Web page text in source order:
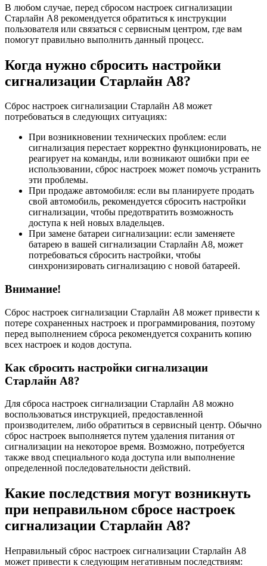
В любом случае, перед сбросом настроек сигнализации
Старлайн А8 рекомендуется обратиться к инструкции
пользователя или связаться с сервисным центром, где вам
помогут правильно выполнить данный процесс.
Когда нужно сбросить настройки
сигнализации Старлайн А8?
Сброс настроек сигнализации Старлайн А8 может
потребоваться в следующих ситуациях:
При возникновении технических проблем: если
сигнализация перестает корректно функционировать, не
реагирует на команды, или возникают ошибки при ее
использовании, сброс настроек может помочь устранить
эти проблемы.
При продаже автомобиля: если вы планируете продать
свой автомобиль, рекомендуется сбросить настройки
сигнализации, чтобы предотвратить возможность
доступа к ней новых владельцев.
При замене батареи сигнализации: если заменяете
батарею в вашей сигнализации Старлайн А8, может
потребоваться сбросить настройки, чтобы
синхронизировать сигнализацию с новой батареей.
Внимание!
Сброс настроек сигнализации Старлайн А8 может привести к
потере сохраненных настроек и программирования, поэтому
перед выполнением сброса рекомендуется сохранить копию
всех настроек и кодов доступа.
Как сбросить настройки сигнализации
Старлайн А8?
Для сброса настроек сигнализации Старлайн А8 можно
воспользоваться инструкцией, предоставленной
производителем, либо обратиться в сервисный центр. Обычно
сброс настроек выполняется путем удаления питания от
сигнализации на некоторое время. Возможно, потребуется
также ввод специального кода доступа или выполнение
определенной последовательности действий.
Какие последствия могут возникнуть
при неправильном сбросе настроек
сигнализации Старлайн А8?
Неправильный сброс настроек сигнализации Старлайн А8
может привести к следующим негативным последствиям: